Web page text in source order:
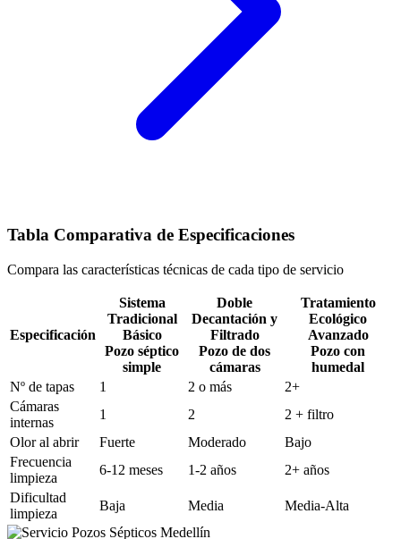
Tabla Comparativa de Especificaciones
Compara las características técnicas de cada tipo de servicio
Especificación
Sistema
Tradicional
Básico
Pozo séptico
simple
Doble
Decantación y
Filtrado
Pozo de dos
cámaras
Tratamiento
Ecológico
Avanzado
Pozo con
humedal
Nº de tapas
1 2 o más
2+
Cámaras
internas
1 2
2 + filtro
Olor al abrir
Fuerte Moderado
Bajo
Frecuencia
limpieza
6-12 meses 1-2 años
2+ años
Dificultad
limpieza
Baja Media Media-Alta